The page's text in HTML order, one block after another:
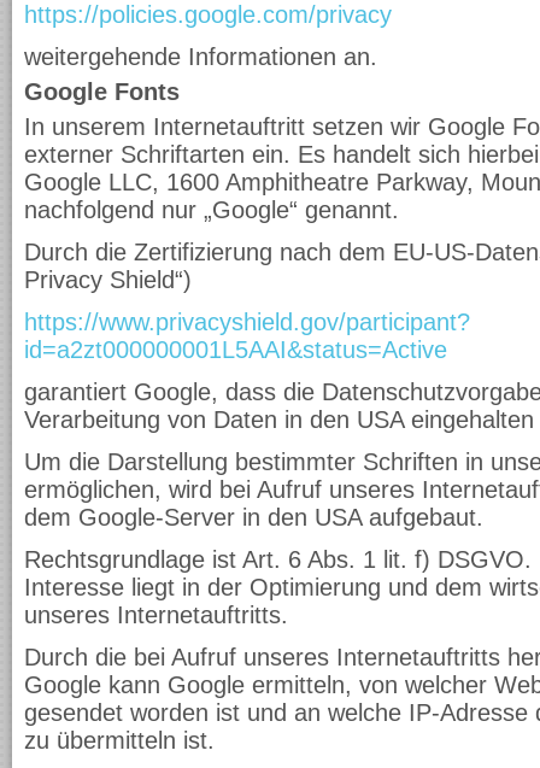
https://policies.google.com/privacy
weitergehende Informationen an.
Google Fonts
In unserem Internetauftritt setzen wir Google
externer Schriftarten ein. Es handelt sich
Google LLC, 1600 Amphitheatre Parkway,
nachfolgend nur „Google“ genannt.
Durch die Zertifizierung nach dem EU-US-
Privacy Shield“)
https://www.privacyshield.gov/participant?
id=a2zt000000001L5AAI&status=Active
garantiert Google, dass die
Verarbeitung von Daten in den USA
Um die Darstellung bestimmter Schriften in
ermöglichen, wird bei Aufruf unseres
dem Google-Server in den USA aufgebaut.
Rechtsgrundlage ist Art. 6 Abs. 1 lit. f)
Interesse liegt in der Optimierung und dem
unseres Internetauftritts.
Durch die bei Aufruf unseres Internetauftritts
Google kann Google ermitteln, von welcher
gesendet worden ist und an welche IP-Adresse
zu übermitteln ist.